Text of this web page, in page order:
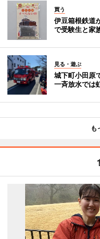
買う
伊豆箱根鉄道
で受験生と家
見る・遊ぶ
城下町小田原
一斉放水では
も